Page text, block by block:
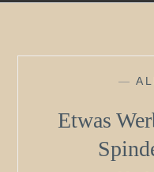
—
Etwas